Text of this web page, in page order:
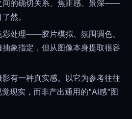
间的确切关系、焦距感、景深——
然。
彩处理——胶片模拟、氛围调色、
象指定，但从图像本身提取很容
影有一种真实感。以它为参考往往
现实，而非产出通用的"AI感"图